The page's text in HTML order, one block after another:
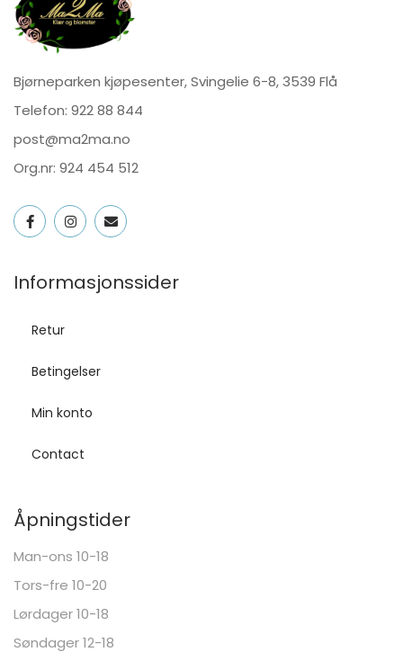
Bjørneparken kjøpesenter, Svingelie 6-8, 3539 Flå
Telefon: 922 88 844
post@ma2ma.no
Org.nr: 924 454 512
Informasjonssider
Retur
Betingelser
Min konto
Contact
Åpningstider
Man-ons 10-18
Tors-fre 10-20
Lørdager 10-18
Søndager 12-18